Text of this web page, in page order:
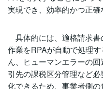
実現でき、効率的かつ正確
具体的には、適格請求
作業をRPAが自動で処理
ん、ヒューマンエラーの
引先の課税区分管理など
化できるため、事業者側の